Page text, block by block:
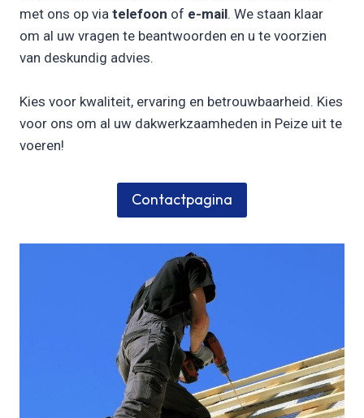
met ons op via telefoon of e-mail. We staan klaar
om al uw vragen te beantwoorden en u te voorzien
van deskundig advies.
Kies voor kwaliteit, ervaring en betrouwbaarheid. Kies
voor ons om al uw dakwerkzaamheden in Peize uit te
voeren!
Contactpagina